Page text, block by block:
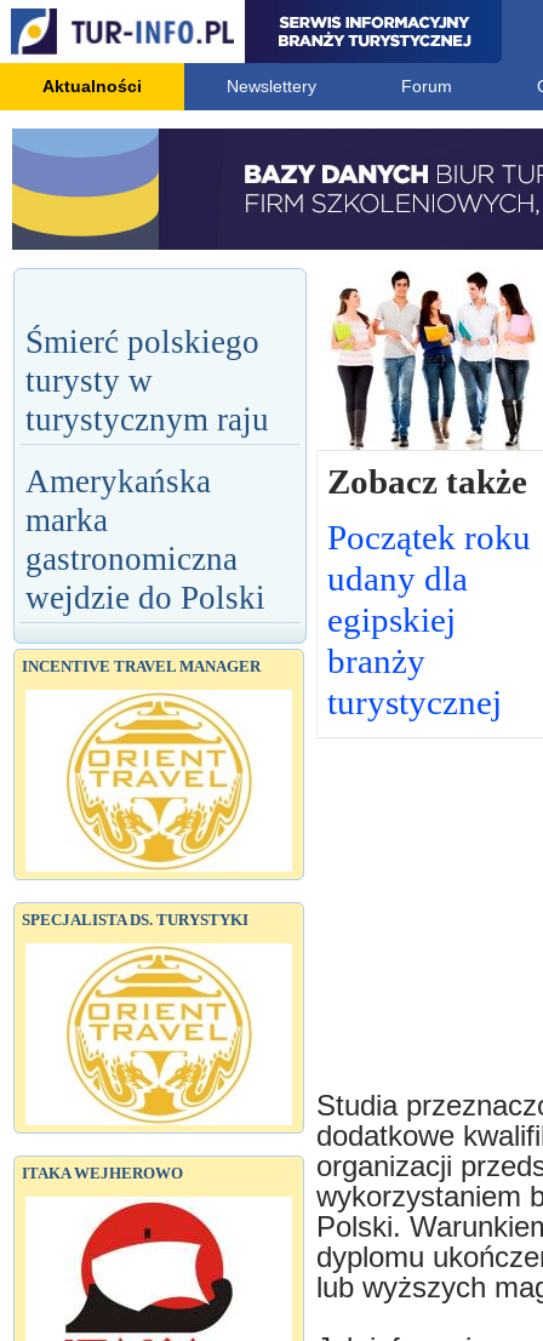
Aktualności Newslettery Forum
Śmierć polskiego
turysty w
turystycznym raju
Amerykańska
marka
gastronomiczna
wejdzie do Polski
INCENTIVE TRAVEL MANAGER
SPECJALISTA DS. TURYSTYKI
ITAKA WEJHEROWO
Zobacz także
Początek roku
udany dla
egipskiej
branży
turystycznej
Studia
dodatkowe
organizacji
wykorzystaniem
Polski.
dyplomu
lub wyższych